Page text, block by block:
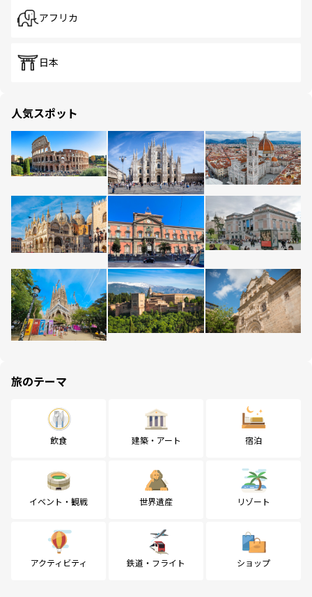
アフリカ
日本
人気スポット
旅のテーマ
飲食 建築・アート 宿泊
イベント・観戦 世界遺産 リゾート
アクティビティ 鉄道・フライト ショップ